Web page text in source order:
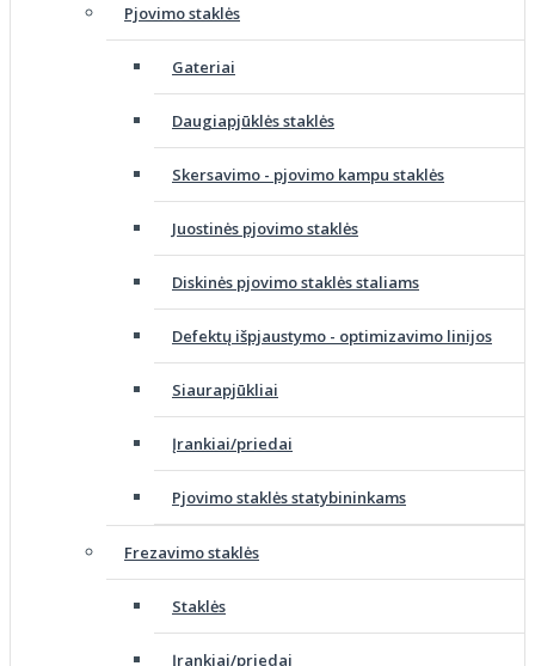
Pjovimo staklės
Gateriai
Daugiapjūklės staklės
Skersavimo - pjovimo kampu staklės
Juostinės pjovimo staklės
Diskinės pjovimo staklės staliams
Defektų išpjaustymo - optimizavimo linijos
Siaurapjūkliai
Įrankiai/priedai
Pjovimo staklės statybininkams
Frezavimo staklės
Staklės
Įrankiai/priedai